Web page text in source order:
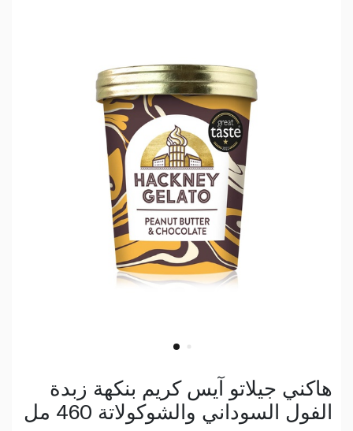
هاكني جيلاتو آيس كريم بنكهة زبدة
الفول السوداني والشوكولاتة 460 مل